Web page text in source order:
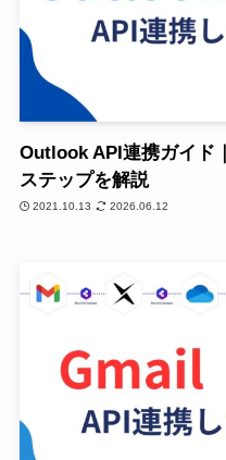
Outlook API連携ガイド
ステップを解説
2021.10.13 2026.06.12